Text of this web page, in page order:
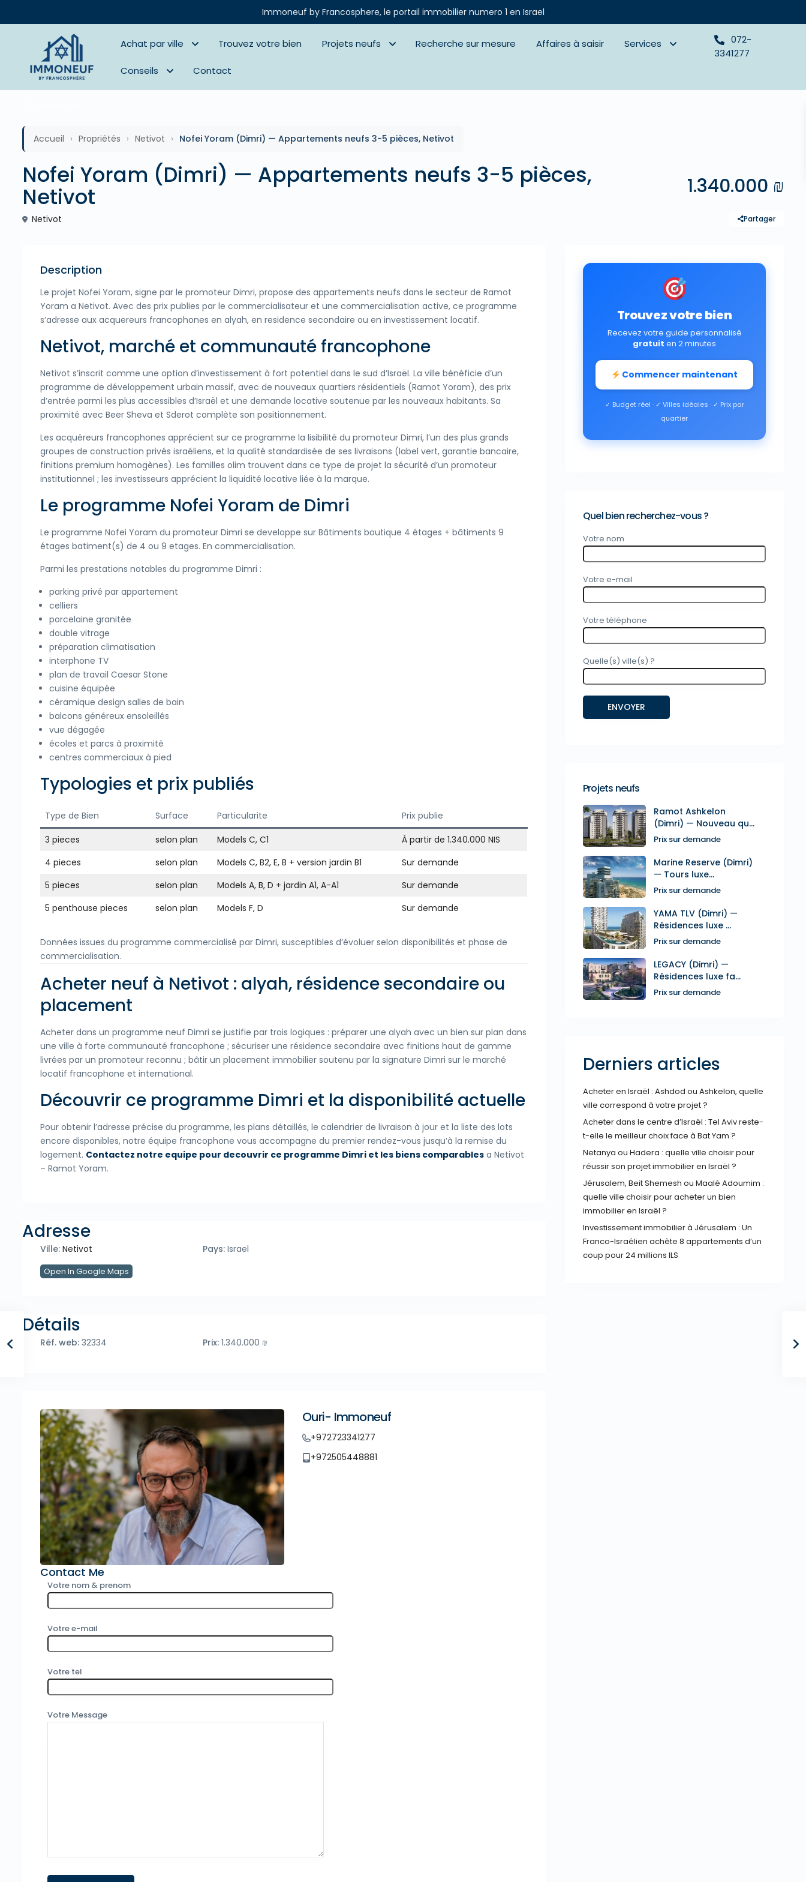
Immoneuf by Francosphere, le portail immobilier numero 1 en Israel
Achat par ville Trouvez votre bien Projets neufs Recherche sur mesure Affaires à saisir Services
Conseils Contact
072-
3341277
Accueil › Propriétés › Netivot › Nofei Yoram (Dimri) — Appartements neufs 3-5 pièces, Netivot
Nofei Yoram (Dimri) — Appartements neufs 3-5 pièces,
Netivot 1.340.000 ₪
Netivot Partager
Description
Le projet Nofei Yoram, signe par le promoteur Dimri, propose des appartements neufs dans le secteur de Ramot
Yoram a Netivot. Avec des prix publies par le commercialisateur et une commercialisation active, ce programme
s’adresse aux acquereurs francophones en alyah, en residence secondaire ou en investissement locatif.
Netivot, marché et communauté francophone
Netivot s’inscrit comme une option d’investissement à fort potentiel dans le sud d’Israël. La ville bénéficie d’un
programme de développement urbain massif, avec de nouveaux quartiers résidentiels (Ramot Yoram), des prix
d’entrée parmi les plus accessibles d’Israël et une demande locative soutenue par les nouveaux habitants. Sa
proximité avec Beer Sheva et Sderot complète son positionnement.
Les acquéreurs francophones apprécient sur ce programme la lisibilité du promoteur Dimri, l’un des plus grands
groupes de construction privés israéliens, et la qualité standardisée de ses livraisons (label vert, garantie bancaire,
finitions premium homogènes). Les familles olim trouvent dans ce type de projet la sécurité d’un promoteur
institutionnel ; les investisseurs apprécient la liquidité locative liée à la marque.
Le programme Nofei Yoram de Dimri
Le programme Nofei Yoram du promoteur Dimri se developpe sur Bâtiments boutique 4 étages + bâtiments 9
étages batiment(s) de 4 ou 9 etages. En commercialisation.
Parmi les prestations notables du programme Dimri :
parking privé par appartement
celliers
porcelaine granitée
double vitrage
préparation climatisation
interphone TV
plan de travail Caesar Stone
cuisine équipée
céramique design salles de bain
balcons généreux ensoleillés
vue dégagée
écoles et parcs à proximité
centres commerciaux à pied
Typologies et prix publiés
Type de Bien Surface Particularite
Prix publie
3 pieces
selon plan Models C, C1
À partir de 1.340.000 NIS
4 pieces
selon plan Models C, B2, E, B + version jardin B1
Sur demande
5 pieces
selon plan Models A, B, D + jardin A1, A-A1
Sur demande
5 penthouse pieces
selon plan Models F, D Sur demande
Données issues du programme commercialisé par Dimri, susceptibles d’évoluer selon disponibilités et phase de
commercialisation.
Acheter neuf à Netivot : alyah, résidence secondaire ou
placement
Acheter dans un programme neuf Dimri se justifie par trois logiques : préparer une alyah avec un bien sur plan dans
une ville à forte communauté francophone ; sécuriser une résidence secondaire avec finitions haut de gamme
livrées par un promoteur reconnu ; bâtir un placement immobilier soutenu par la signature Dimri sur le marché
locatif francophone et international.
Découvrir ce programme Dimri et la disponibilité actuelle
Pour obtenir l’adresse précise du programme, les plans détaillés, le calendrier de livraison à jour et la liste des lots
encore disponibles, notre équipe francophone vous accompagne du premier rendez-vous jusqu’à la remise du
logement. Contactez notre equipe pour decouvrir ce programme Dimri et les biens comparables a Netivot
– Ramot Yoram.
Adresse
Ville: Netivot Pays:Israel
Open In Google Maps
Détails
Réf. web: 32334 Prix:1.340.000 ₪
Ouri- Immoneuf
+972723341277
+972505448881
Contact Me
Votre nom & prenom
Votre e-mail
Votre tel
Votre Message
Trouvez votre bien
Recevez votre guide personnalisé
gratuit en 2 minutes
Commencer maintenant
✓ Budget réel · ✓ Villes idéales · ✓ Prix par
quartier
Quel bien recherchez-vous ?
Votre nom
Votre e-mail
Votre téléphone
Quelle(s) ville(s) ?
Projets neufs
Ramot Ashkelon
(Dimri) — Nouveau qu...
Prix sur demande
Marine Reserve (Dimri)
— Tours luxe...
Prix sur demande
YAMA TLV (Dimri) —
Résidences luxe ...
Prix sur demande
LEGACY (Dimri) —
Résidences luxe fa...
Prix sur demande
Derniers articles
Acheter en Israël : Ashdod ou Ashkelon, quelle
ville correspond à votre projet ?
Acheter dans le centre d’Israël : Tel Aviv reste-
t-elle le meilleur choix face à Bat Yam ?
Netanya ou Hadera : quelle ville choisir pour
réussir son projet immobilier en Israël ?
Jérusalem, Beit Shemesh ou Maalé Adoumim :
quelle ville choisir pour acheter un bien
immobilier en Israël ?
Investissement immobilier à Jérusalem : Un
Franco-Israélien achète 8 appartements d’un
coup pour 24 millions ILS